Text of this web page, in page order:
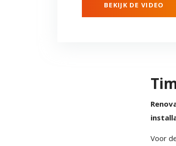
BEKIJK DE VIDEO
Voor